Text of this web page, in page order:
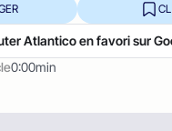
0:00min
Atlantico en favori sur